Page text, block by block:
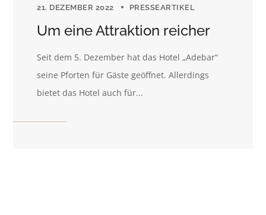
21. DEZEMBER 2022 PRESSEARTIKEL
Um eine Attraktion reicher
Seit dem 5. Dezember hat das Hotel „Adebar“
seine Pforten für Gäste geöffnet. Allerdings
bietet das Hotel auch für...